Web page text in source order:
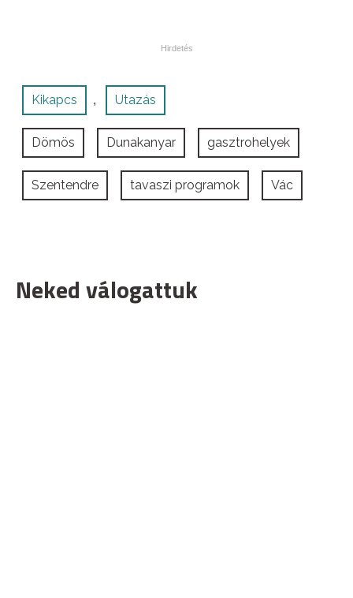
Kikapcs , Utazás
Dömös Dunakanyar gasztrohelyek
Szentendre tavaszi programok Vác
Neked válogattuk